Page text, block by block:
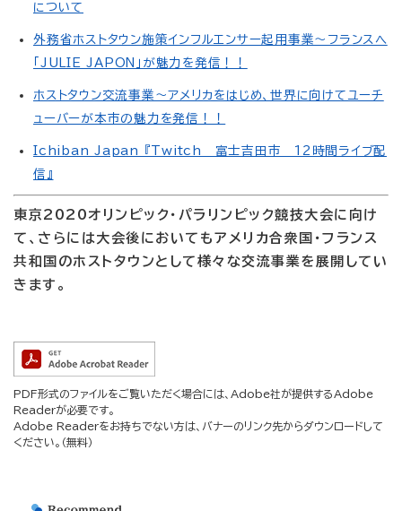
について
外務省ホストタウン施策インフルエンサー起用事業～フランスへ
「JULIE JAPON」が魅力を発信！！
ホストタウン交流事業～アメリカをはじめ、世界に向けてユーチ
ューバーが本市の魅力を発信！！
Ichiban Japan 『Twitch 富士吉田市 12時間ライブ配
信』
東京2020オリンピック・パラリンピック競技大会に向け
て、さらには大会後においてもアメリカ合衆国・フランス
共和国のホストタウンとして様々な交流事業を展開してい
きます。
PDF形式のファイルをご覧いただく場合には、Adobe社が提供するAdobe
Readerが必要です。
Adobe Readerをお持ちでない方は、バナーのリンク先からダウンロードして
ください。（無料）